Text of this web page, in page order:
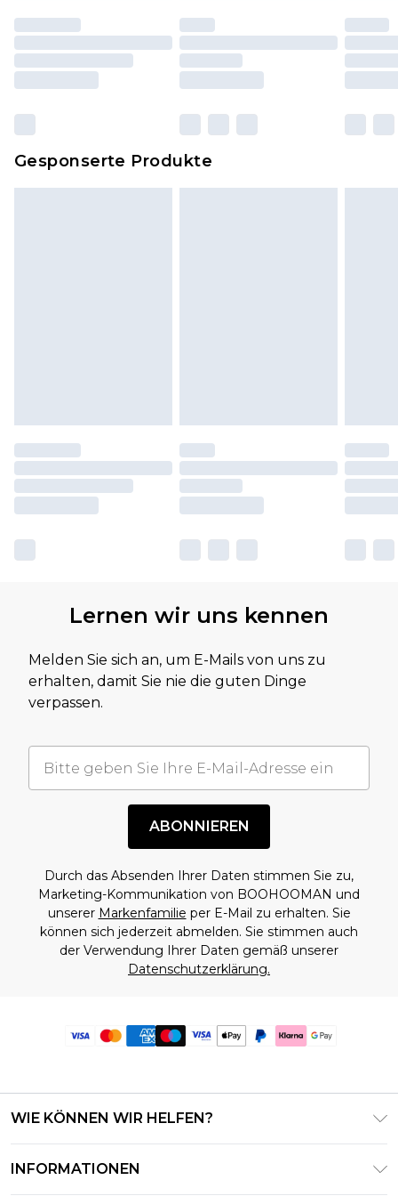
worden sein. Artikel aus dem Homeware-Bereich,
einschließlich Bettwäsche, Matratzen, Toppern
und Kissen, müssen unbenutzt und in ihrer
zurückgesendet werden.
Klickehierum unsere vollständigen
Gesponserte Produkte
Lernen wir uns kennen
Melden Sie sich an, um E-Mails von uns zu
erhalten, damit Sie nie die guten Dinge
verpassen.
ABONNIEREN
Durch das Absenden Ihrer Daten stimmen Sie zu,
Marketing-Kommunikation von BOOHOOMAN und
unserer Markenfamilie per E-Mail zu erhalten. Sie
können sich jederzeit abmelden. Sie stimmen auch
der Verwendung Ihrer Daten gemäß unserer
Datenschutzerklärung.
WIE KÖNNEN WIR HELFEN?
INFORMATIONEN